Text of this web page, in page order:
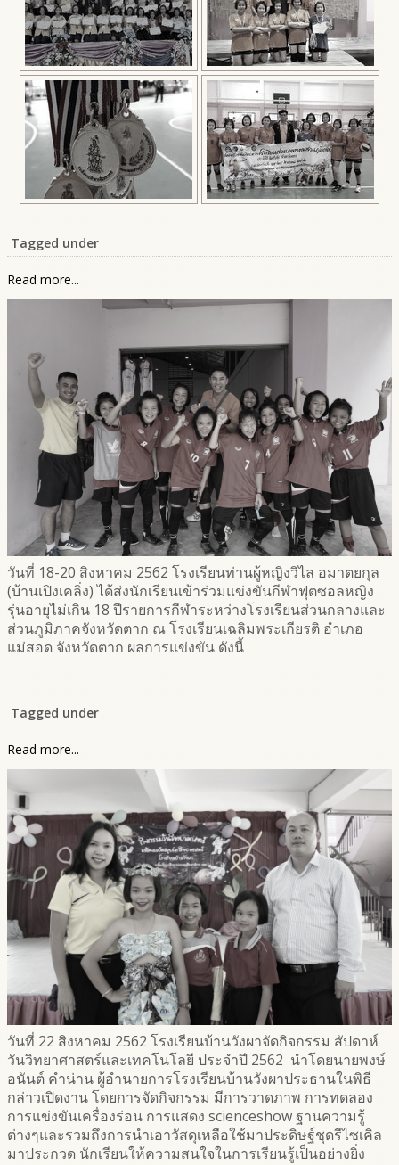
Tagged under
Read more...
วันที่ 18-20 สิงหาคม 2562 โรงเรียนท่านผู้หญิงวิไล อมาตยกุล
(บ้านเปิงเคลิ่ง) ได้ส่งนักเรียนเข้าร่วมแข่งขันกีฬาฟุตซอลหญิง
รุ่นอายุไม่เกิน 18 ปีรายการกีฬาระหว่างโรงเรียนส่วนกลางและ
ส่วนภูมิภาคจังหวัดตาก ณ โรงเรียนเฉลิมพระเกียรติ อำเภอ
แม่สอด จังหวัดตาก ผลการแข่งขัน ดังนี้
Tagged under
Read more...
วันที่ 22 สิงหาคม 2562 โรงเรียนบ้านวังผาจัดกิจกรรม สัปดาห์
วันวิทยาศาสตร์และเทคโนโลยี ประจำปี 2562 นำโดยนายพงษ์
อนันต์ คำน่าน ผู้อำนายการโรงเรียนบ้านวังผาประธานในพิธี
กล่าวเปิดงาน โดยการจัดกิจกรรม มีการวาดภาพ การทดลอง
การแข่งขันเครื่องร่อน การแสดง scienceshow ฐานความรู้
ต่างๆและรวมถึงการนำเอาวัสดุเหลือใช้มาประดิษฐ์ชุดรีไซเคิล
มาประกวด นักเรียนให้ความสนใจในการเรียนรู้เป็นอย่างยิ่ง